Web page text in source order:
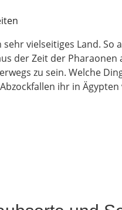
vielseitiges Land.
der Zeit der
zu sein. Welche
ihr in